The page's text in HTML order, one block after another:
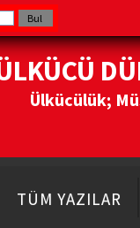
Ülkücülük;
TÜM YAZILAR